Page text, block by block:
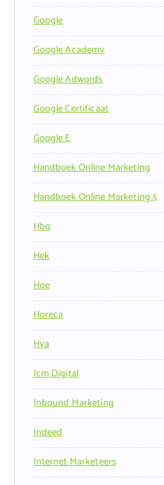
Google
Google Academy
Google Adwords
Google Certificaat
Google E
Handboek Online Marketing
Handboek Online Marketing 5
Hbo
Hek
Hoe
Horeca
Hva
Icm Digital
Inbound Marketing
Indeed
Internet Marketeers